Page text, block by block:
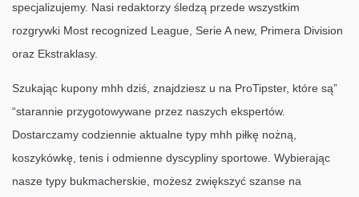
specjalizujemy. Nasi redaktorzy śledzą przede wszystkim
rozgrywki Most recognized League, Serie A new, Primera Division
oraz Ekstraklasy.
Szukając kupony mhh dziś, znajdziesz u na ProTipster, które są”
“starannie przygotowywane przez naszych ekspertów.
Dostarczamy codziennie aktualne typy mhh piłkę nożną,
koszykówkę, tenis i odmienne dyscypliny sportowe. Wybierając
nasze typy bukmacherskie, możesz zwiększyć szanse na